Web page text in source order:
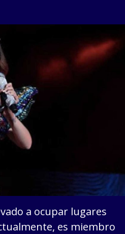
a ocupar lugares
es miembro